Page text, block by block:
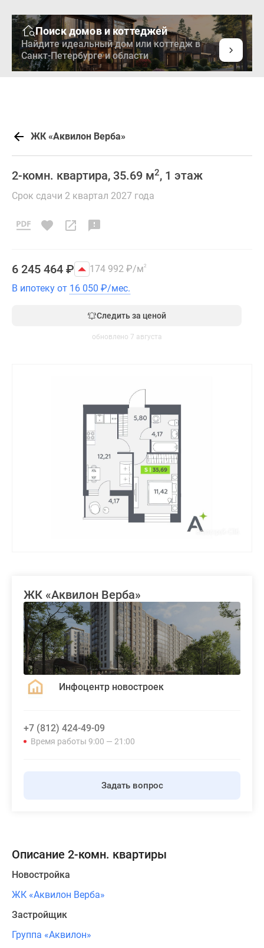
Поиск домов и коттеджей
Найдите идеальный дом или коттедж в
Санкт-Петербурге и области
ЖК «Аквилон Верба»
2-комн. квартира, 35.69 м2, 1 этаж
Срок сдачи 2 квартал 2027 года
6 245 464 ₽ 174 992 ₽/м2
В ипотеку от 16 050 ₽/мес.
Следить за ценой
обновлено 7 августа
ЖК «Аквилон Верба»
Инфоцентр новостроек
+7 (812) 424-49-09
Время работы 9:00 — 21:00
Задать вопрос
Описание 2-комн. квартиры
Новостройка
ЖК «Аквилон Верба»
Застройщик
Группа «Аквилон»